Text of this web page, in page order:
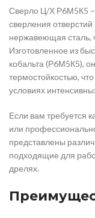
Сверло Ц/Х Р6М5К5 –
сверления отверстий
нержавеющая сталь,
Изготовленное из
кобальта (Р6М5К5),
термостойкостью,
условиях
Если вам требуется
или
представлены
подходящие для
дрелях.